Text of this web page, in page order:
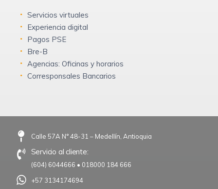
Servicios virtuales
Experiencia digital
Pagos PSE
Bre-B
Agencias: Oficinas y horarios
Corresponsales Bancarios
Calle 57A N° 48-31 – Medellín, Antioquia
Servicio al cliente:
(604) 6044666 • 018000 184 666
+57 3134174694